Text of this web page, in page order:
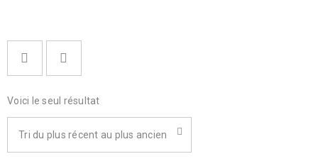
Voici le seul résultat
Tri du plus récent au plus ancien